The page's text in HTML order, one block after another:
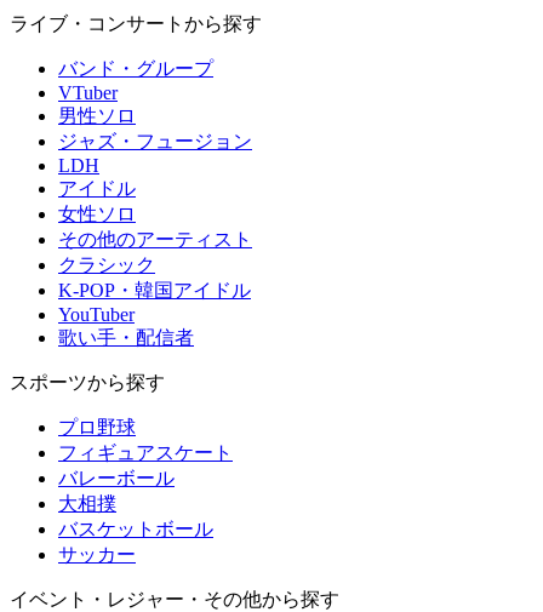
ライブ・コンサートから探す
バンド・グループ
VTuber
男性ソロ
ジャズ・フュージョン
LDH
アイドル
女性ソロ
その他のアーティスト
クラシック
K-POP・韓国アイドル
YouTuber
歌い手・配信者
スポーツから探す
プロ野球
フィギュアスケート
バレーボール
大相撲
バスケットボール
サッカー
イベント・レジャー・その他から探す